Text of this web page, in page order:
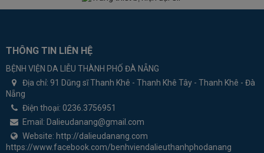
THÔNG TIN LIÊN HỆ
BỆNH VIỆN DA LIỄU THÀNH PHỐ ĐÀ NẴNG
Địa chỉ: 91 Dũng sĩ Thanh Khê - Thanh Khê Tây - Thanh Khê - Đà
Nẵng
Điện thoại: 0236.3756951
Email: Dalieudanang@gmail.com
Website: http://dalieudanang.com
https://www.facebook.com/benhviendalieuthanhphodanang